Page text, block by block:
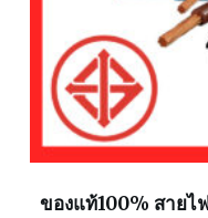
ของแท้100% สายไ